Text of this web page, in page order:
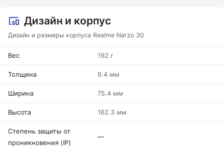
Дизайн и корпус
Дизайн и размеры корпуса Realme Narzo 30
Вес 192 г
Толщина 9.4 мм
Ширина 75.4 мм
Высота 162.3 мм
Степень защиты от
проникновения (IP)
—